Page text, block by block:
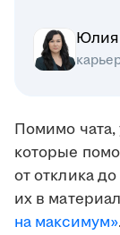
Юлия
Помимо чата,
которые
от отклика
их в
на максимум».